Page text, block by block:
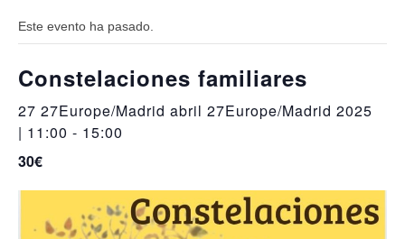
Este evento ha pasado.
Constelaciones familiares
27 27Europe/Madrid abril 27Europe/Madrid 2025
| 11:00 - 15:00
30€